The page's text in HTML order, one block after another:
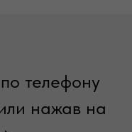
телефону
нажав на